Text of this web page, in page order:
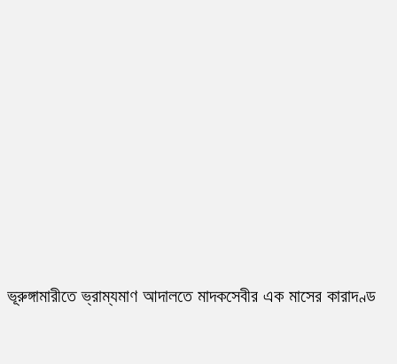
ভূরুঙ্গামারীতে ভ্রাম্যমাণ আদালতে মাদকসেবীর এক মাসের কারাদণ্ড